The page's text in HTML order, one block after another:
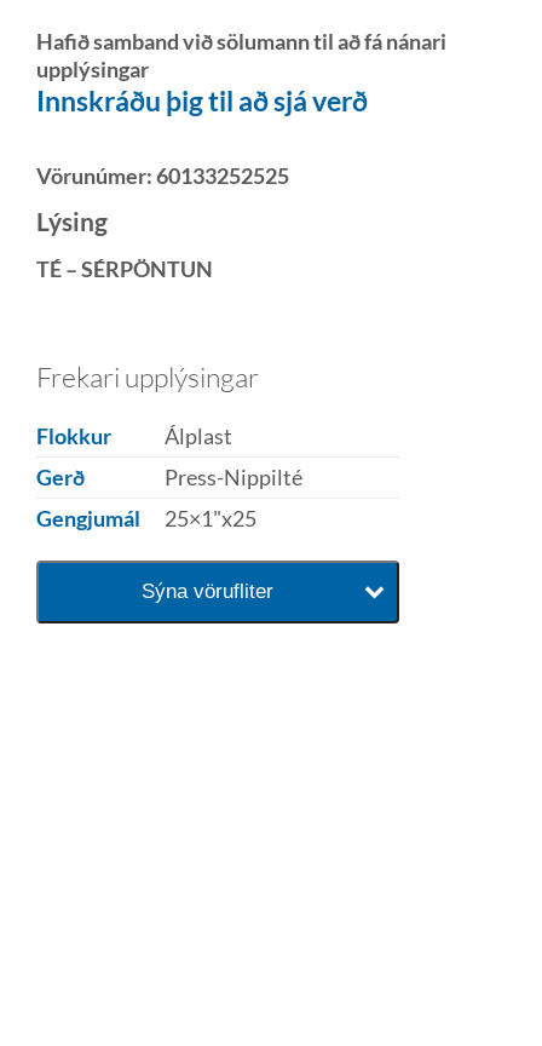
Hafið samband við sölumann til að fá nánari
upplýsingar
Innskráðu þig til að sjá verð
Vörunúmer:60133252525
Lýsing
TÉ – SÉRPÖNTUN
Frekari upplýsingar
Flokkur
Álplast
Gerð
Press-Nippilté
Gengjumál
25×1"x25
Sýna vörufliter